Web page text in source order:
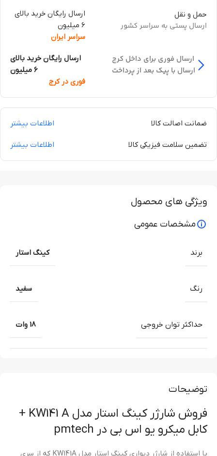
حمل و نقل
ارسال پستی به سراسر کشور
ارسال رایگان خرید بالای
6 میلیون
سراسر ایران
ارسال فوری برای داخل کرج
ارسال با پیک بعد از پرداخت
ارسال رایگان خرید بالای
6 میلیون
فوری در کرج
ضمانت اصالت کالا اطلاعات بیشتر
تضمین سلامت فیزیکی کالا اطلاعات بیشتر
توضیحات
فروش شارژر کینگ استار مدل KW141 A +
کابل میکرو یو اس بی در pmtech
با استفاده از شارژر دیواری کینگ استار مدل KW141A که از سری
ویژگی های محصول
مشخصات عمومی
برند کینگ استار
رنگ سفید
حداکثر توان خروجی 18 وات